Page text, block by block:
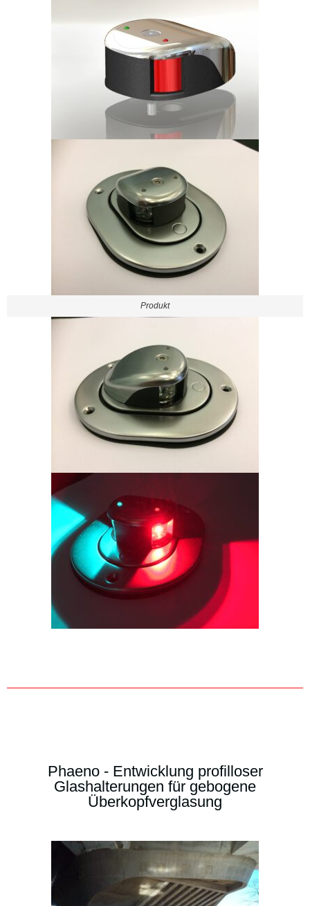
Produkt
Phaeno - Entwicklung profilloser
Glashalterungen für gebogene
Überkopfverglasung